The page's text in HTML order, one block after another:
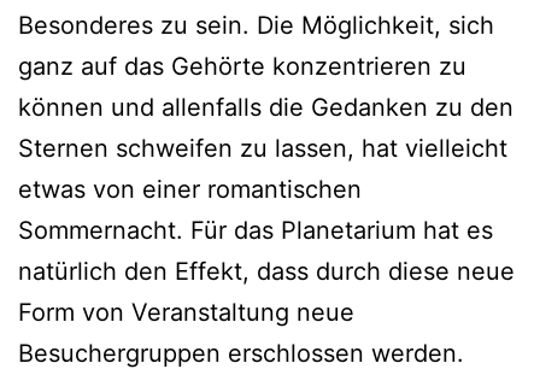
Besonderes zu sein. Die Möglichkeit, sich
ganz auf das Gehörte konzentrieren zu
können und allenfalls die Gedanken zu den
Sternen schweifen zu lassen, hat vielleicht
etwas von einer romantischen
Sommernacht. Für das Planetarium hat es
natürlich den Effekt, dass durch diese neue
Form von Veranstaltung neue
Besuchergruppen erschlossen werden.